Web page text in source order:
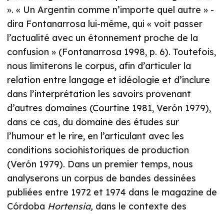
». « Un Argentin comme n’importe quel autre » -
dira Fontanarrosa lui-même, qui « voit passer
l’actualité avec un étonnement proche de la
confusion » (Fontanarrosa 1998, p. 6). Toutefois,
nous limiterons le corpus, afin d’articuler la
relation entre langage et idéologie et d’inclure
dans l’interprétation les savoirs provenant
d’autres domaines (Courtine 1981, Verón 1979),
dans ce cas, du domaine des études sur
l’humour et le rire, en l’articulant avec les
conditions sociohistoriques de production
(Verón 1979). Dans un premier temps, nous
analyserons un corpus de bandes dessinées
publiées entre 1972 et 1974 dans le magazine de
Córdoba Hortensia, dans le contexte des